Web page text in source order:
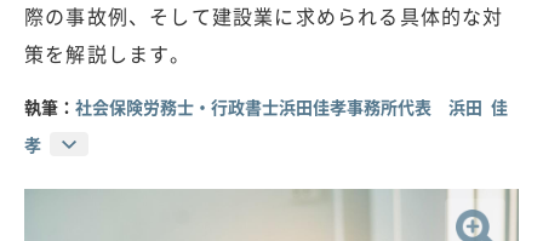
際の事故例、そして建設業に求められる具体的な対
策を解説します。
執筆： 社会保険労務士・行政書士浜田佳孝事務所代表 浜田 佳
孝